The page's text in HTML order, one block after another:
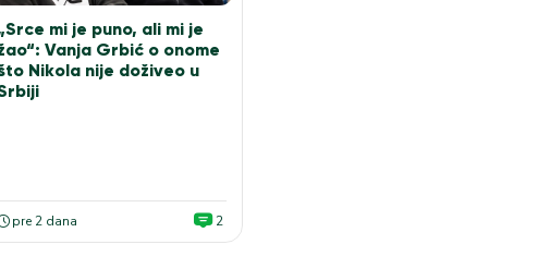
mi je puno, ali mi je
Vanja Grbić o onome
Nikola nije doživeo u
pre 2 dana 2